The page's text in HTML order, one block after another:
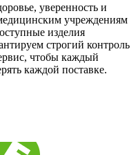
уверенность и
учреждениям
изделия
строгий контроль
чтобы каждый
каждой поставке.